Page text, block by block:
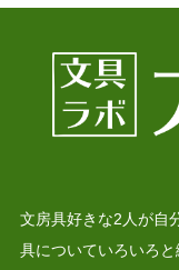
文房具好きな2人が自
具についていろいろと